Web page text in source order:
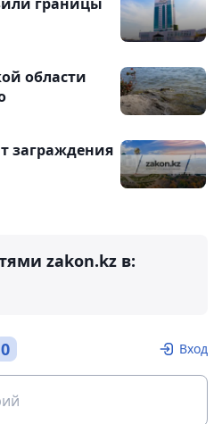
области
заграждения
zakon.kz в:
0 Вход